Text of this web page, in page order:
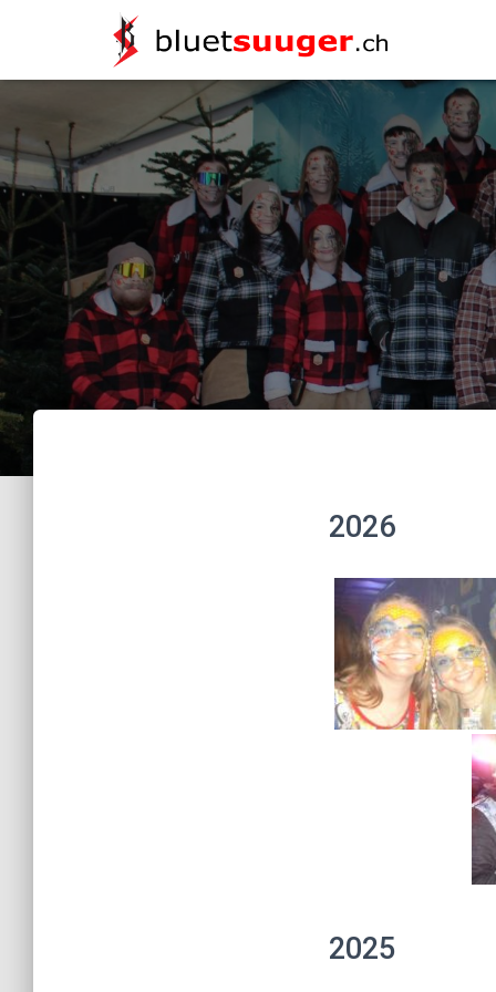
2026
2025